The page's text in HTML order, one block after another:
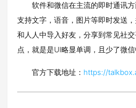
软件和微信在主流的即时通讯
支持文字，语音，图片等即时发送
和人人中导入好友，分享到常见社
点，就是是UI略显单调，且少了微信
官方下载地址： https://